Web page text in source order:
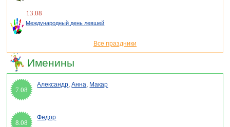
13.08
Международный день левшей
Все праздники
Именины
7.08
Александр,Анна, Макар
8.08
Федор